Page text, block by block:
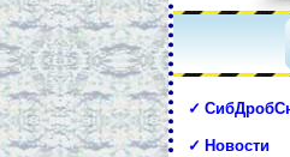
✓
✓ Новости